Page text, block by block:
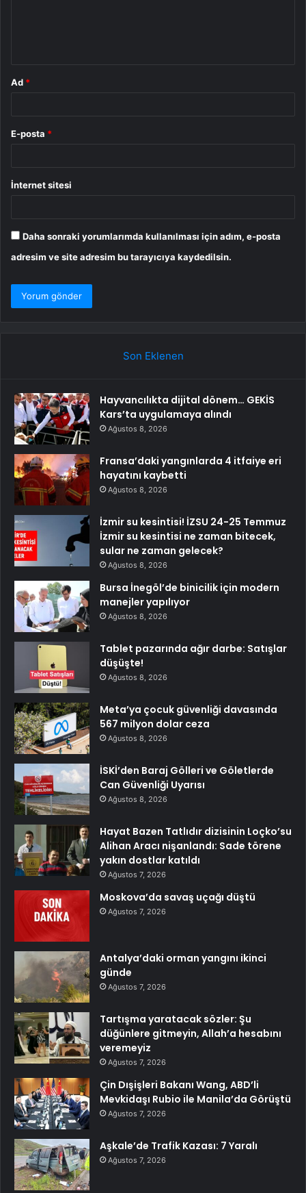
Ad *
E-posta *
İnternet sitesi
Daha sonraki yorumlarımda kullanılması için adım, e-posta
adresim ve site adresim bu tarayıcıya kaydedilsin.
Son Eklenen
Hayvancılıkta dijital dönem… GEKİS
Kars’ta uygulamaya alındı
Ağustos 8, 2026
Fransa’daki yangınlarda 4 itfaiye eri
hayatını kaybetti
Ağustos 8, 2026
İzmir su kesintisi! İZSU 24-25 Temmuz
İzmir su kesintisi ne zaman bitecek,
sular ne zaman gelecek?
Ağustos 8, 2026
Bursa İnegöl’de binicilik için modern
manejler yapılıyor
Ağustos 8, 2026
Tablet pazarında ağır darbe: Satışlar
düşüşte!
Ağustos 8, 2026
Meta’ya çocuk güvenliği davasında
567 milyon dolar ceza
Ağustos 8, 2026
İSKİ’den Baraj Gölleri ve Göletlerde
Can Güvenliği Uyarısı
Ağustos 8, 2026
Hayat Bazen Tatlıdır dizisinin Loçko’su
Alihan Aracı nişanlandı: Sade törene
yakın dostlar katıldı
Ağustos 7, 2026
Moskova’da savaş uçağı düştü
Ağustos 7, 2026
Antalya’daki orman yangını ikinci
günde
Ağustos 7, 2026
Tartışma yaratacak sözler: Şu
düğünlere gitmeyin, Allah’a hesabını
veremeyiz
Ağustos 7, 2026
Çin Dışişleri Bakanı Wang, ABD’li
Mevkidaşı Rubio ile Manila’da Görüştü
Ağustos 7, 2026
Aşkale’de Trafik Kazası: 7 Yaralı
Ağustos 7, 2026